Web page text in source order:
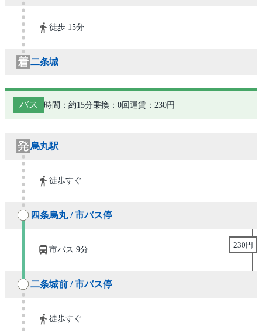
徒歩 15分
二条城
バス 時間：約15分乗換：0回 運賃：230円
烏丸駅
徒歩すぐ
四条烏丸 / 市バス停
市バス 9分
230円
二条城前 / 市バス停
徒歩すぐ